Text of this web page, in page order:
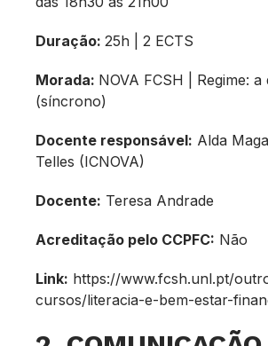
Duração: 25h | 2 ECTS
Morada: NOVA FCSH | Regime: a
(síncrono)
Docente responsável: Alda
Telles (ICNOVA)
Docente: Teresa Andrade
Acreditação pelo CCPFC: Não
Link: https://www.fcsh.unl.pt/
cursos/literacia-e-bem-estar-